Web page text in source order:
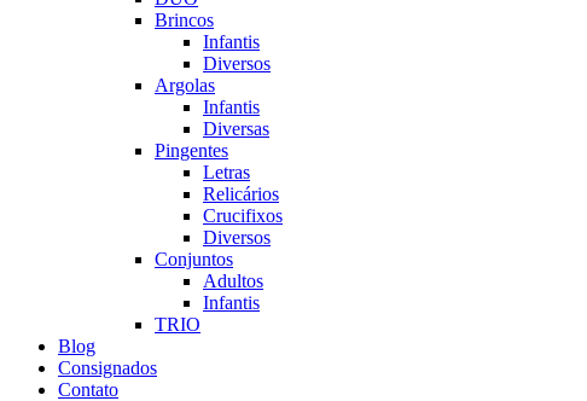
Brincos
Infantis
Diversos
Argolas
Infantis
Diversas
Pingentes
Letras
Relicários
Crucifixos
Diversos
Conjuntos
Adultos
Infantis
TRIO
Blog
Consignados
Contato